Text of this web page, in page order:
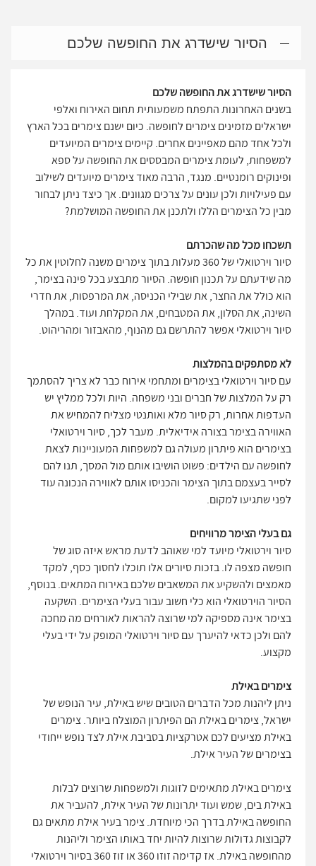
הסיור שישדרג את החופשה שלכם
הסיור שישדרג את החופשה שלכם
בשנים האחרונות התפתח משמעותית תחום האירוח ואלפי
ישראלים מזמינים צימרים לחופשה. כיום ישנם צימרים בכל הארץ
ולכל אחד מהם מאפיינים אחרים. קיימים צימרים המיועדים
למשפחות, לעומת צימרים המבססים את החופשה על ספא
ופינוקים רומנטיים. מנגד, הרבה מאוד צימרים מיועדים לשילוב
עם פעילויות ולכן עונים על צרכים מגוונים. אך כיצד ניתן לבחור
מבין כל הצימרים הללו ולתכנן את החופשה המושלמת?
תשכחו מכל מה שהכרתם
סיור וירטואלי של 360 מעלות בתוך צימרים משנה לחלוטין את כל
מה שידעתם על תכנון חופשה. הסיור מתבצע בכל פינה בצימר,
הוא כולל את החצר, את שבילי הכניסה, את המרפסות, את חדרי
השינה, את הסלון, את המטבחים, את המקלחת ועוד. במהלך
סיור וירטואלי אפשר להתרשם גם מהנוף, מהאבזור ומהריהוט.
לא מסתפקים בהמלצות
עם סיור וירטואלי בצימרים ומתחמי אירוח כבר לא צריך להסתמך
רק על המלצות של חברים ובני משפחה. היות ולכל ממליץ יש
העדפות אחרות, רק סיור מלא ואותנטי מצליח להמחיש את
האווירה בצימר בצורה אידיאלית. מעבר לכך, סיור וירטואלי
בצימרים הוא פיתרון מעולה גם למשפחות המעוניינות לצאת
לחופשה עם הילדים: פשוט הושיבו אותם מול המסך, תנו להם
לסייר בעצמם בתוך הצימר והכניסו אותם לאווירה הנכונה עוד
לפני שתגיעו למקום.
גם בעלי הצימר מרוויחים
סיור וירטואלי מיועד למי שאוהב לדעת מראש איזה סוג של
חופשה מצפה לו. בזכות סיורים אלו תוכלו לחסוך כסף, למקד
מאמצים ולהשקיע את המשאבים שלכם באירוח המתאים. בנוסף,
הסיור הוירטואלי הוא כלי חשוב עבור בעלי הצימרים. השקעה
בצימר אינה מספיקה למי שרוצה להראות לאורחים מה מחכה
להם ולכן כדאי להיערך עם סיור וירטואלי המופק על ידי בעלי
מקצוע.
צימרים באילת
ניתן ליהנות מכל הדברים הטובים שיש באילת, עיר הנופש של
ישראל, צימרים באילת הם הפיתרון המוצלח ביותר. צימרים
באילת מציעים לכם אטרקציות בסביבת אילת לצד נופש ייחודי
בצימרים של העיר אילת.
צימרים באילת מתאימים לזוגות ולמשפחות שרוצים לבלות
באילת בים, שמש ועוד יתרונות של העיר אילת, להעביר את
החופשה באילת בדרך הכי מיוחדת. צימר בעיר אילת מתאים גם
לקבוצות גדולות שרוצות להיות יחד באותו הצימר וליהנות
מהחופשה באילת. אז קדימה זוזו 360 או זוז 360 בסיור וירטואלי